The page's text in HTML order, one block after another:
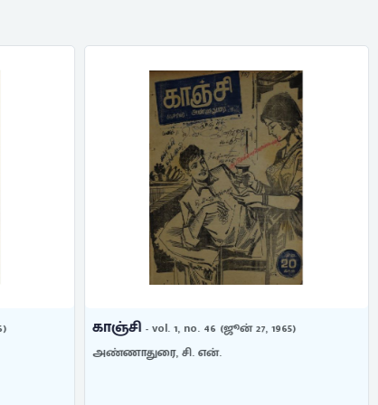
காஞ்சி- vol. 1, no. 46 (ஜூன் 27, 1965)
அண்ணாதுரை, சி. என்.